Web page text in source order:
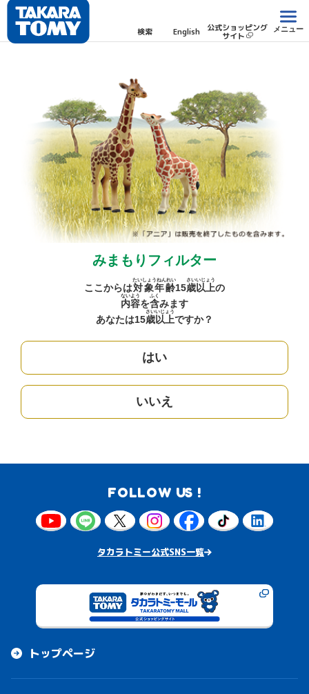
検索 English 公式ショッピング
サイト
メニュー
みまもりフィルター
ここからは対象年齢
たいしょうねんれい
15歳
さい
以上
いじょう
の
内容
ないよう
を含
ふく
みます
あなたは15歳
さい
以上
いじょう
ですか？
はい
いいえ
FOLLOW US !
タカラトミー公式SNS一覧
トップページ